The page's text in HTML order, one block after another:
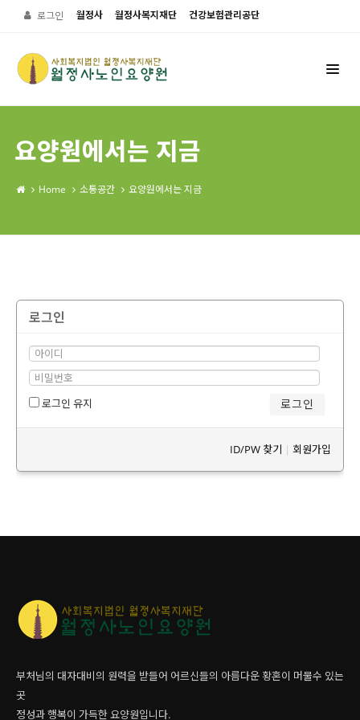
로그인 월정사 월정사복지재단 건강보험관리공단
요양원에서는 지금
Home 소통공간 요양원에서는 지금
로그인
로그인 유지
ID/PW 찾기 | 회원가입
부처님의 대자대비의 원력을 받들어 어르신들의 아름다운 황혼이 머물수 있는
곳
정성과 행복이 가득한 요양원입니다.